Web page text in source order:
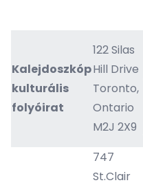
Kalejdoszkóp
kulturális
folyóirat
122 Silas
Hill Drive
Toronto,
Ontario
M2J 2X9
747
St.Clair